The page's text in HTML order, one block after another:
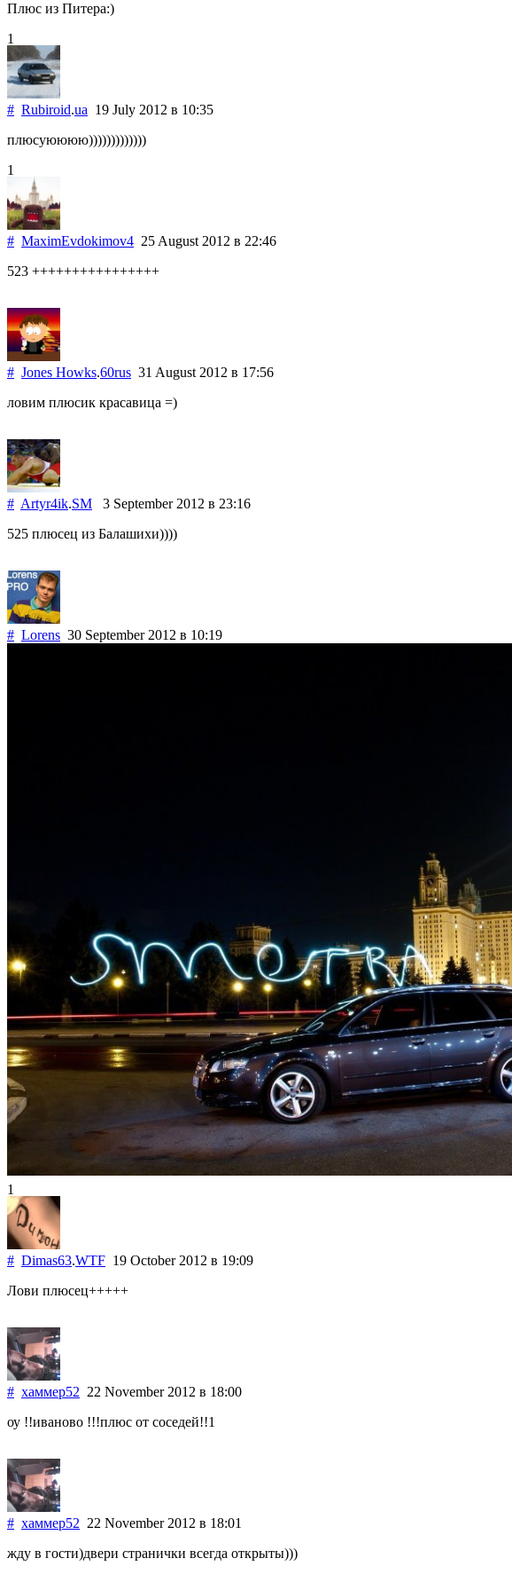
Плюс из Питера:)
1
# Rubiroid.ua 19 July 2012 в 10:35
плюсуюююю)))))))))))))
1
# MaximEvdokimov4 25 August 2012 в 22:46
523 ++++++++++++++++
# Jones Howks.60rus 31 August 2012 в 17:56
ловим плюсик красавица =)
# Artyr4ik.SM 3 September 2012 в 23:16
525 плюсец из Балашихи))))
# Lorens 30 September 2012 в 10:19
1
# Dimas63.WTF 19 October 2012 в 19:09
Лови плюсец+++++
# хаммер52 22 November 2012 в 18:00
оу !!иваново !!!плюс от соседей!!1
# хаммер52 22 November 2012 в 18:01
жду в гости)двери странички всегда открыты)))